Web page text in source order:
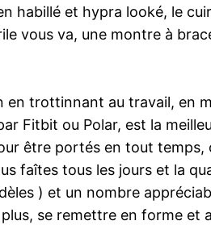
habillé et hypra looké, le
vous va, une montre à
trottinnant au travail, en
Fitbit ou Polar, est la
être portés en tout
faîtes tous les jours et la
) et un nombre
se remettre en forme et